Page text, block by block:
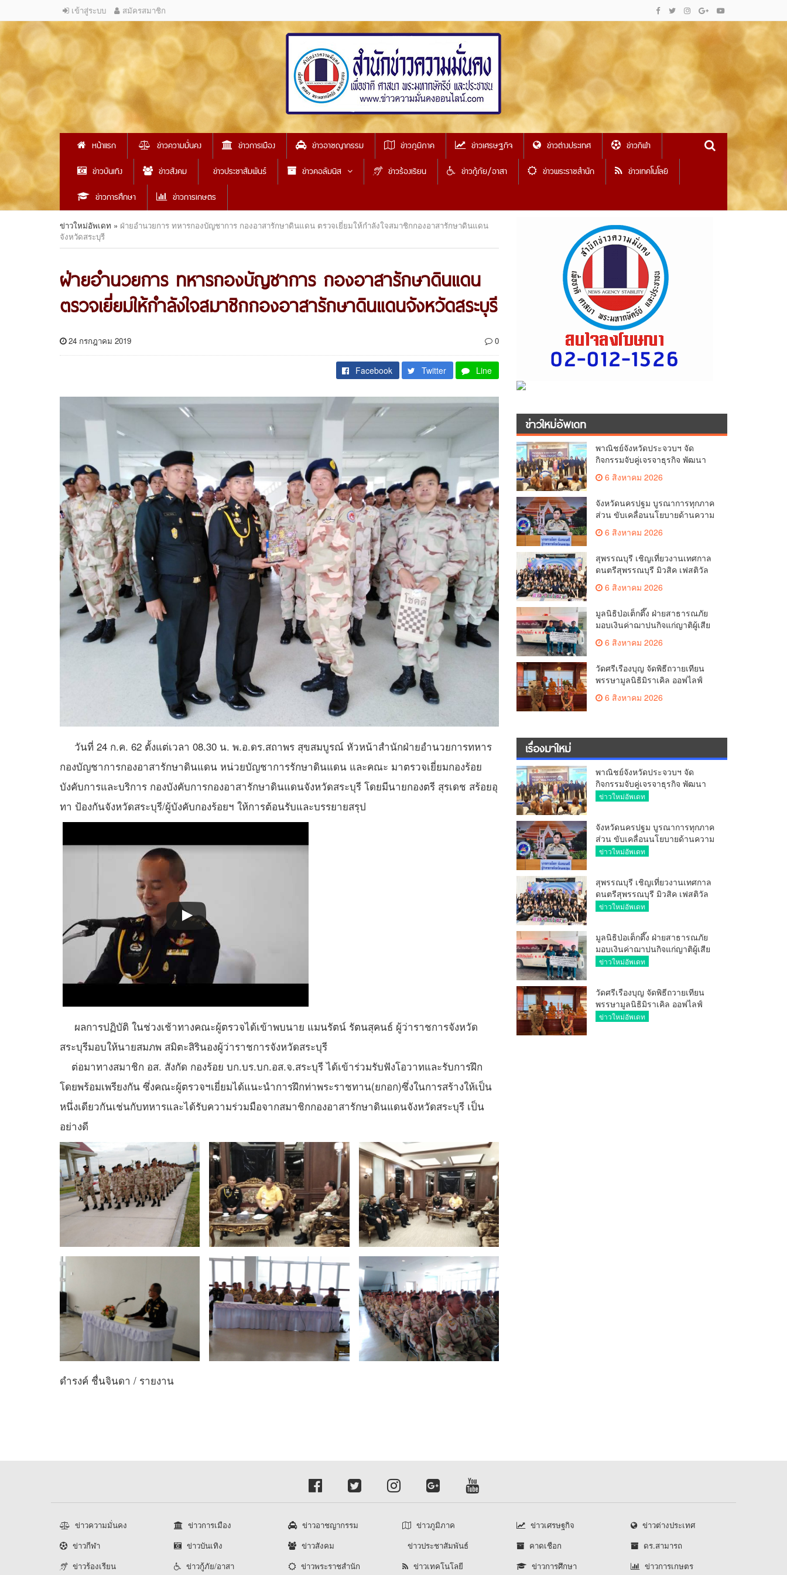
เข้าสู่ระบบ สมัครสมาชิก
หน้าแรก ข่าวความมั่นคง ข่าวการเมือง ข่าวอาชญากรรม ข่าวภูมิภาค ข่าวเศรษฐกิจ ข่าวต่างประเทศ
ข่าวกีฬา
ข่าวบันเทิง
ข่าวสังคม ข่าวประชาสัมพันธ์ ข่าวคอลัมนิส ข่าวร้องเรียน ข่าวกู้ภัย/อาสา ข่าวพระราชสำนัก
ข่าวเทคโนโลยี
ข่าวการศึกษา
ข่าวการเกษตร
ข่าวใหม่อัพเดท » ฝ่ายอำนวยการ ทหารกองบัญชาการ กองอาสารักษาดินแดน ตรวจเยี่ยมให้กำลังใจสมาชิกกองอาสารักษาดินแดน
จังหวัดสระบุรี
ฝ่ายอำนวยการ ทหารกองบัญชาการ กองอาสารักษาดินแดน
ตรวจเยี่ยมให้กำลังใจสมาชิกกองอาสารักษาดินแดนจังหวัดสระบุรี
24 กรกฎาคม 2019 0
Facebook Twitter Line
วันที่ 24 ก.ค. 62 ตั้งแต่เวลา 08.30 น. พ.อ.ดร.สถาพร สุขสมบูรณ์ หัวหน้าสำนักฝ่ายอำนวยการทหาร
กองบัญชาการกองอาสารักษาดินแดน หน่วยบัญชาการรักษาดินแดน และคณะ มาตรวจเยี่ยมกองร้อย
บังคับการและบริการ กองบังคับการกองอาสารักษาดินแดนจังหวัดสระบุรี โดยมีนายกองตรี สุรเดช​ สร้อยอุ
ทา ป้องกันจังหวัดสระบุรี/ผู้บังคับกองร้อยฯ ให้การต้อนรับและบรรยายสรุป
ผลการปฏิบัติ ในช่วงเช้าทางคณะผู้ตรวจได้เข้าพบนาย​ แมนรัตน์​ รัตนสุคนธ์​ ผู้ว่าราชการจังหวัด
สระบุรีมอบให้นายสมภพ​ สมิตะสิรินองผู้ว่าราชการจังหวัดสระบุรี
ต่อมาทางสมาชิก อส. สังกัด กองร้อย บก.บร.บก.อส.จ.สระบุรี ได้เข้าร่วมรับฟังโอวาทและรับการฝึก
โดยพร้อมเพรียงกัน ซึ่งคณะผู้ตรวจฯเยี่ยมได้แนะนำการฝึกท่าพระราชทาน(ยกอก)​ซึ่งในการสร้างให้เป็น
หนึ่งเดียวกันเช่นกับทหารและได้รับความร่วมมือจากสมาชิกกองอาสารักษาดินแดนจังหวัดสระบุรี เป็น
อย่างดี
ดำรงค์ ชื่นจินดา / รายงาน
ข่าวใหม่อัพเดท
พาณิชย์จังหวัดประจวบฯ จัด
กิจกรรมจับคู่เจรจาธุรกิจ พัฒนา
ศักยภาพ ผู้ประกอบการ ขยายช่อง
ทางการค้า สู่การค้าระหว่าง
6 สิงหาคม 2026
จังหวัดนครปฐม บูรณาการทุกภาค
ส่วน ขับเคลื่อนนโยบายด้านความ
มั่นคง ยกระดับการป้องกัน
อาชญากรรมทางเทคโนโลยี
6 สิงหาคม 2026
สุพรรณบุรี เชิญเที่ยวงานเทศกาล
ดนตรีสุพรรณบุรี มิวสิค เฟสติวัล
มันส์ เหน่อมาก
6 สิงหาคม 2026
มูลนิธิป่อเต็กตึ๊ง ฝ่ายสาธารณภัย
มอบเงินค่าฌาปนกิจแก่ญาติผู้เสีย
ชีวิต จากเหตุเพลิงไหม้ โรงเบียร์ ณ
ลาดพร้าว จำนวน 20,000 บาท
6 สิงหาคม 2026
วัดศรีเรืองบุญ จัดพิธีถวายเทียน
พรรษามูลนิธิมิราเคิล ออฟไลฟ์
ประจำปี 2569 พล.ต.ต.ศิริวัฒน์
ดีพอ ให้เกียรติเป็นประธาน
6 สิงหาคม 2026
เรื่องมาใหม่
พาณิชย์จังหวัดประจวบฯ จัด
กิจกรรมจับคู่เจรจาธุรกิจ พัฒนา
ศักยภาพ ผู้ประกอบการ ขยายช่อง
ข่าวใหม่อัพเดท
จังหวัดนครปฐม บูรณาการทุกภาค
ส่วน ขับเคลื่อนนโยบายด้านความ
มั่นคง ยกระดับการป้องกัน
ข่าวใหม่อัพเดท
สุพรรณบุรี เชิญเที่ยวงานเทศกาล
ดนตรีสุพรรณบุรี มิวสิค เฟสติวัล
มันส์ เหน่อมาก
ข่าวใหม่อัพเดท
มูลนิธิป่อเต็กตึ๊ง ฝ่ายสาธารณภัย
มอบเงินค่าฌาปนกิจแก่ญาติผู้เสีย
ชีวิต จากเหตุเพลิงไหม้ โรงเบียร์ ณ
ข่าวใหม่อัพเดท
วัดศรีเรืองบุญ จัดพิธีถวายเทียน
พรรษามูลนิธิมิราเคิล ออฟไลฟ์
ประจำปี 2569 พล.ต.ต.ศิริวัฒน์
ข่าวใหม่อัพเดท
ข่าวความมั่นคง ข่าวการเมือง ข่าวอาชญากรรม ข่าวภูมิภาค ข่าวเศรษฐกิจ
ข่าวต่างประเทศ
ข่าวกีฬา
ข่าวบันเทิง ข่าวสังคม ข่าวประชาสัมพันธ์ คาดเชือก
ดร.สามารถ
ข่าวร้องเรียน
ข่าวกู้ภัย/อาสา ข่าวพระราชสำนัก ข่าวเทคโนโลยี ข่าวการศึกษา ข่าวการเกษตร